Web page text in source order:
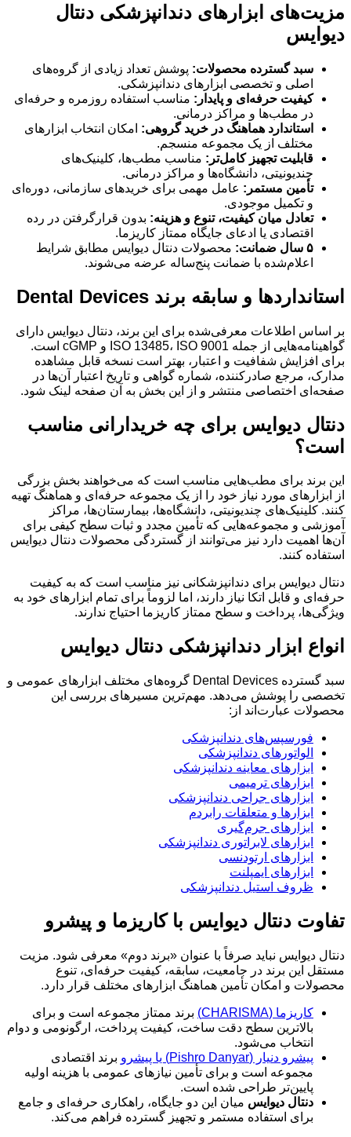
مزیت‌های ابزارهای دندانپزشکی دنتال
دیوایس
سبد گسترده محصولات: پوشش تعداد زیادی از گروه‌های
اصلی و تخصصی ابزارهای دندانپزشکی.
کیفیت حرفه‌ای و پایدار: مناسب استفاده روزمره و حرفه‌ای
در مطب‌ها و مراکز درمانی.
استاندارد هماهنگ در خرید گروهی: امکان انتخاب ابزارهای
مختلف از یک مجموعه منسجم.
قابلیت تجهیز کامل‌تر: مناسب مطب‌ها، کلینیک‌های
چندیونیتی، دانشگاه‌ها و مراکز درمانی.
تأمین مستمر: عامل مهمی برای خریدهای سازمانی، دوره‌ای
و تکمیل موجودی.
تعادل میان کیفیت، تنوع و هزینه: بدون قرارگرفتن در رده
اقتصادی یا ادعای جایگاه ممتاز کاریزما.
۵ سال ضمانت:
محصولات دنتال دیوایس مطابق شرایط
اعلام‌شده با ضمانت پنج‌ساله عرضه می‌شوند.
استانداردها و سابقه برند Dental Devices
بر اساس اطلاعات معرفی‌شده برای این برند، دنتال دیوایس دارای
گواهینامه‌هایی از جمله ISO 13485، ISO 9001 و cGMP است.
برای افزایش شفافیت و اعتبار، بهتر است نسخه قابل مشاهده
مدارک، مرجع صادرکننده، شماره گواهی و تاریخ اعتبار آن‌ها در
صفحه‌ای اختصاصی منتشر و از این بخش به آن صفحه لینک شود.
دنتال دیوایس برای چه خریدارانی مناسب
است؟
این برند برای مطب‌هایی مناسب است که می‌خواهند بخش بزرگی
از ابزارهای مورد نیاز خود را از یک مجموعه حرفه‌ای و هماهنگ تهیه
کنند. کلینیک‌های چندیونیتی، دانشگاه‌ها، بیمارستان‌ها، مراکز
آموزشی و مجموعه‌هایی که تأمین مجدد و ثبات سطح کیفی برای
آن‌ها اهمیت دارد نیز می‌توانند از گستردگی محصولات دنتال دیوایس
استفاده کنند.
دنتال دیوایس برای دندانپزشکانی نیز مناسب است که به کیفیت
حرفه‌ای و قابل اتکا نیاز دارند، اما لزوماً برای تمام ابزارهای خود به
ویژگی‌ها، پرداخت و سطح ممتاز کاریزما احتیاج ندارند.
انواع ابزار دندانپزشکی دنتال دیوایس
سبد گسترده Dental Devices گروه‌های مختلف ابزارهای عمومی و
تخصصی را پوشش می‌دهد. مهم‌ترین مسیرهای بررسی این
محصولات عبارت‌اند از:
فورسپس‌های دندانپزشکی
الواتورهای دندانپزشکی
ابزارهای معاینه دندانپزشکی
ابزارهای ترمیمی
ابزارهای جراحی دندانپزشکی
ابزارها و متعلقات رابردم
ابزارهای جرم‌گیری
ابزارهای لابراتوری دندانپزشکی
ابزارهای ارتودنسی
ابزارهای ایمپلنت
ظروف استیل دندانپزشکی
تفاوت دنتال دیوایس با کاریزما و پیشرو
دنتال دیوایس نباید صرفاً با عنوان «برند دوم» معرفی شود. مزیت
مستقل این برند در جامعیت، سابقه، کیفیت حرفه‌ای، تنوع
محصولات و امکان تأمین هماهنگ ابزارهای مختلف قرار دارد.
کاریزما (CHARISMA)
برند ممتاز مجموعه است و برای
بالاترین سطح دقت ساخت، کیفیت پرداخت، ارگونومی و دوام
انتخاب می‌شود.
پیشرو دنیار (Pishro Danyar) یا پیشرو
برند اقتصادی
مجموعه است و برای تأمین نیازهای عمومی با هزینه اولیه
پایین‌تر طراحی شده است.
دنتال دیوایس میان این دو جایگاه، راهکاری حرفه‌ای و جامع
برای استفاده مستمر و تجهیز گسترده فراهم می‌کند.